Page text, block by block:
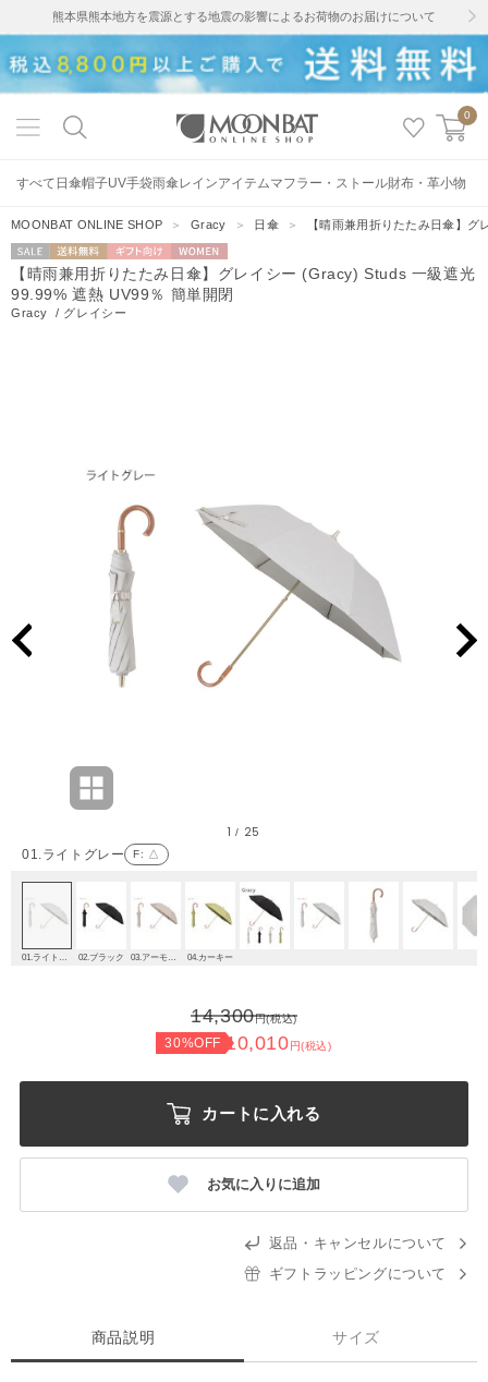
熊本県熊本地方を震源とする地震の影響によるお荷物のお届けについて
0
すべて 日傘帽子UV手袋雨傘レインアイテムマフラー・ストール財布・革小物
MOONBAT ONLINE SHOP ＞Gracy ＞ 日傘 ＞ 【晴雨兼用折りたたみ日傘】
セー
ル
送料無料 ギフト向
け
WOMEN
【晴雨兼用折りたたみ日傘】グレイシー (Gracy) Studs 一級遮光
99.99% 遮熱 UV99％ 簡単開閉
Gracy / グレイシー
01.ライトグレー F: △
1 / 25
02.ブラック 04.カーキー
14,300円(税込)
30%OFF 10,010円(税込)
カートに入れる
お気に入りに追加
返品・キャンセルについて
ギフトラッピングについて
商品説明 サイズ